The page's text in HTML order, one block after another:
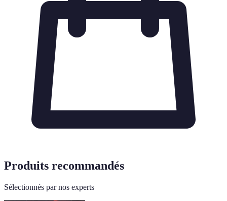
Produits recommandés
Sélectionnés par nos experts